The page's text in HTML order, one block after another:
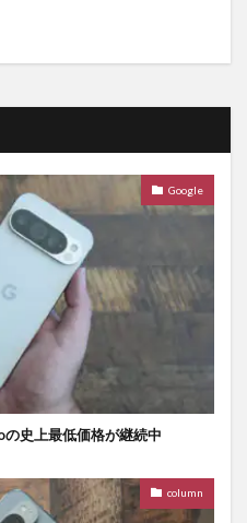
Google
史上最低価格が継続中
column